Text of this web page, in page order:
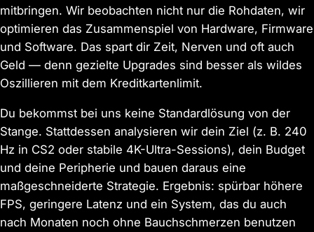
mitbringen. Wir beobachten nicht nur die Rohdaten, wir
optimieren das Zusammenspiel von Hardware, Firmware
und Software. Das spart dir Zeit, Nerven und oft auch
Geld — denn gezielte Upgrades sind besser als wildes
Oszillieren mit dem Kreditkartenlimit.
Du bekommst bei uns keine Standardlösung von der
Stange. Stattdessen analysieren wir dein Ziel (z. B. 240
Hz in CS2 oder stabile 4K-Ultra-Sessions), dein Budget
und deine Peripherie und bauen daraus eine
maßgeschneiderte Strategie. Ergebnis: spürbar höhere
FPS, geringere Latenz und ein System, das du auch
nach Monaten noch ohne Bauchschmerzen benutzen